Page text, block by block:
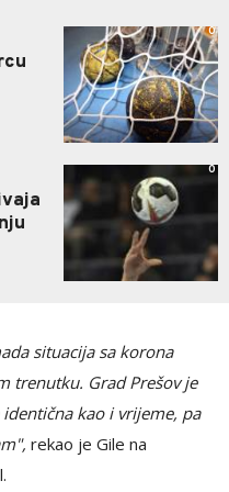
0
0
situacija sa korona
trenutku. Grad Prešov je
kao i vrijeme, pa
rekao je Gile na